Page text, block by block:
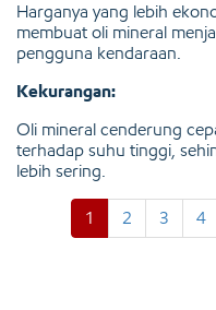
Harganya yang lebih
membuat oli mineral
pengguna kendaraan.
Kekurangan:
Oli mineral cenderung
terhadap suhu tinggi,
lebih sering.
1 2 3 4